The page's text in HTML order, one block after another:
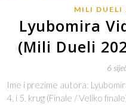
MILI DUELI
Lyubomira
(Mili Dueli
6
Ime i prezime autora:
4. i 5. krug (Finale / Veliko